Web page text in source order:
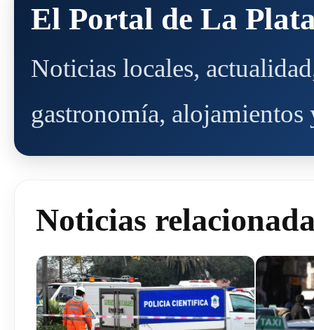
El Portal de La
Noticias locales,
gastronomía,
Noticias